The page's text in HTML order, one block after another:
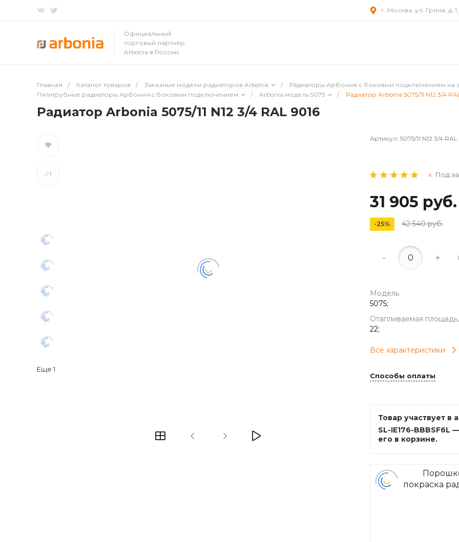
г. Москва, ул. Грина, д.
Официальный
торговый партнёр
Arbonia в России
Главная / Каталог товаров / Заказные модели радиаторов Arbonia / Радиаторы Арбония с боковым подключением на
Пятитрубные радиаторы Арбония c боковым подключением
/ Arbonia модель 5075 / Радиатор Arbonia 5075/11 N12 3/4
Радиатор Arbonia 5075/11 N12 3/4 RAL 9016
Еще 1
Артикул: 5075/11 N12 3/4
Под
31 905 руб.
-25% 42 540 руб.
- +
Модель
5075;
Отапливаемая
22;
Все характеристики
Способы оплаты
Товар участвует в
SL-IE176-BBBSF6L
его в корзине.
покраска